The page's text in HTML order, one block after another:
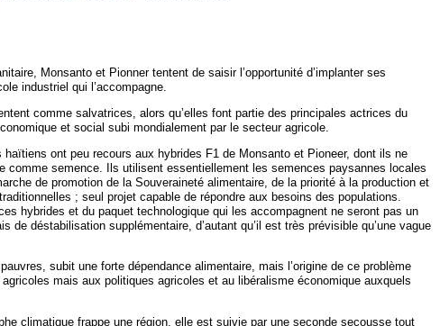
Monsanto et Pionner tentent de saisir l’opportunité d’implanter ses
industriel qui l’accompagne.
comme salvatrices, alors qu’elles font partie des principales actrices du
et social subi mondialement par le secteur agricole.
haïtiens ont peu recours aux hybrides F1 de Monsanto et Pioneer, dont ils ne
comme semence. Ils utilisent essentiellement les semences paysannes locales
de promotion de la Souveraineté alimentaire, de la priorité à la production et
; seul projet capable de répondre aux besoins des populations.
hybrides et du paquet technologique qui les accompagnent ne seront pas un
de déstabilisation supplémentaire, d’autant qu’il est très prévisible qu’une vague
subit une forte dépendance alimentaire, mais l’origine de ce problème
mais aux politiques agricoles et au libéralisme économique auxquels
climatique frappe une région, elle est suivie par une seconde secousse tout